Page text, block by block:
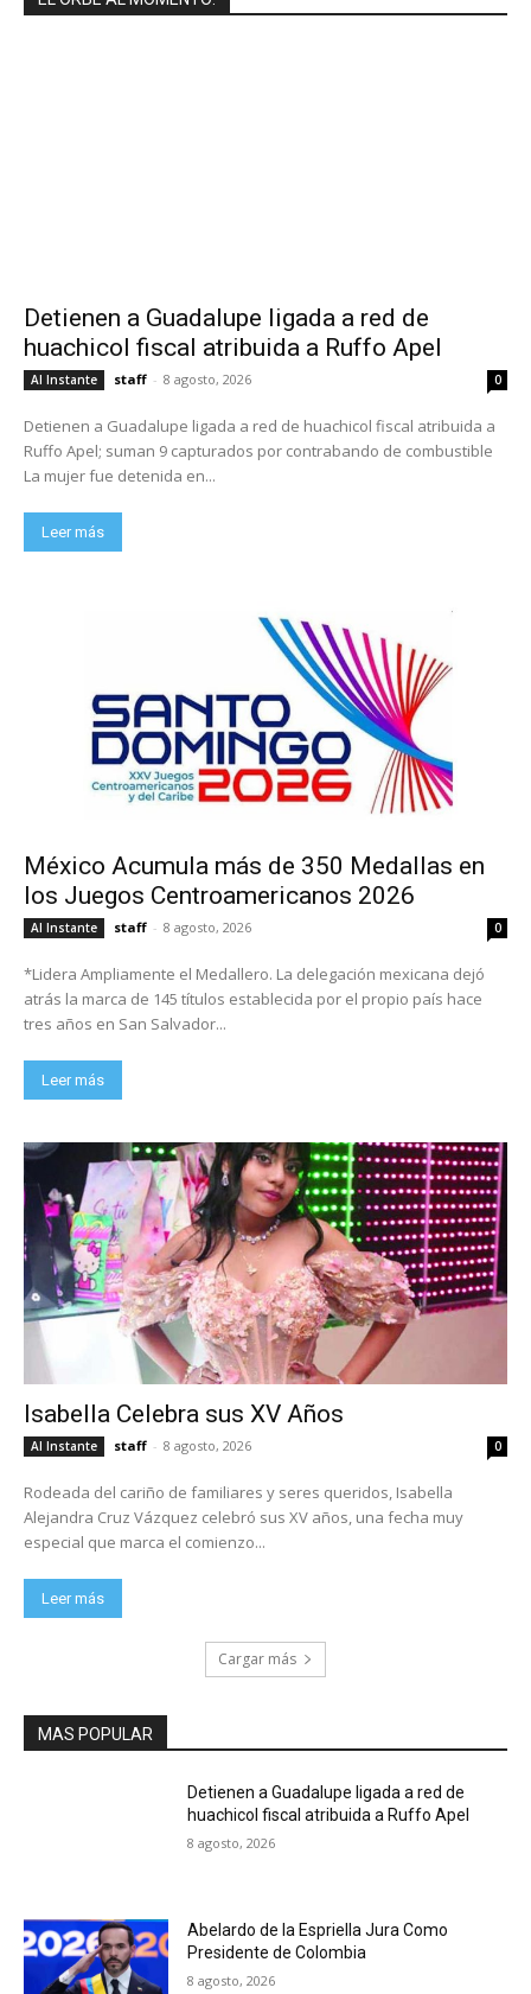
Detienen a Guadalupe ligada a red de
huachicol fiscal atribuida a Ruffo Apel
Al Instante staff - 8 agosto, 2026 0
Detienen a Guadalupe ligada a red de huachicol fiscal atribuida a
Ruffo Apel; suman 9 capturados por contrabando de combustible
La mujer fue detenida en...
Leer más
México Acumula más de 350 Medallas en
los Juegos Centroamericanos 2026
Al Instante staff - 8 agosto, 2026 0
*Lidera Ampliamente el Medallero. La delegación mexicana dejó
atrás la marca de 145 títulos establecida por el propio país hace
tres años en San Salvador...
Leer más
Isabella Celebra sus XV Años
Al Instante staff - 8 agosto, 2026 0
Rodeada del cariño de familiares y seres queridos, Isabella
Alejandra Cruz Vázquez celebró sus XV años, una fecha muy
especial que marca el comienzo...
Leer más
Cargar más
MAS POPULAR
Detienen a Guadalupe ligada a red de
huachicol fiscal atribuida a Ruffo Apel
8 agosto, 2026
Abelardo de la Espriella Jura Como
Presidente de Colombia
8 agosto, 2026